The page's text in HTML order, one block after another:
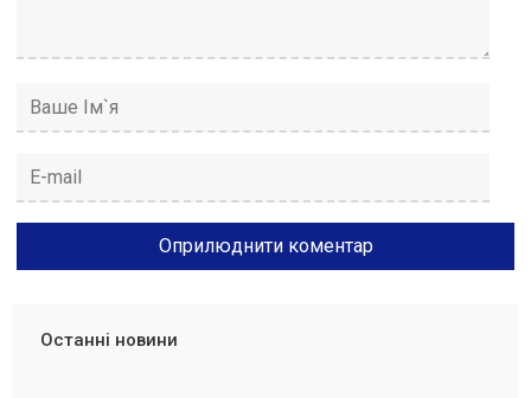
Останні новини